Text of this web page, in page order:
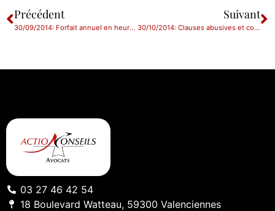
Précédent
30/09/2014: Forfait annuel en heures et contrôle du temps de travail
Suivant
30/10/2014: Clauses abusives et contrats: rôle du juge accru
03 27 46 42 54
18 Boulevard Watteau, 59300 Valenciennes